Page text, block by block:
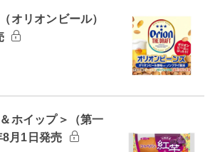
オリオンビール）
ホイップ＞（第一
月1日発売